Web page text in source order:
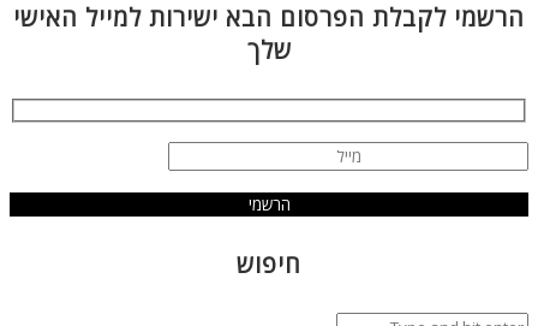
הרשמי לקבלת הפרסום הבא ישירות למייל האישי
שלך
חיפוש